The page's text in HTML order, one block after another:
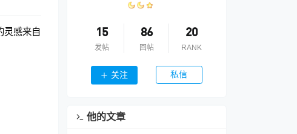
灵感来自
15
发帖
86
回帖
20
RANK
关注 私信
他的文章